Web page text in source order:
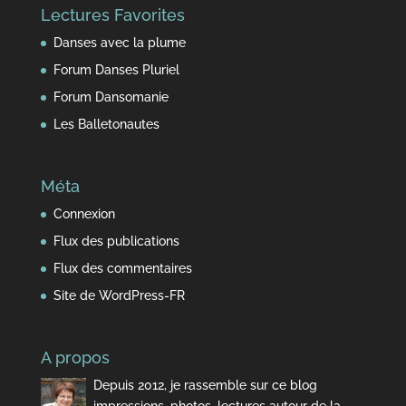
temps
Lectures Favorites
Danses avec la plume
Forum Danses Pluriel
Forum Dansomanie
Les Balletonautes
Méta
Connexion
Flux des publications
Flux des commentaires
Site de WordPress-FR
A propos
Depuis 2012, je rassemble sur ce blog